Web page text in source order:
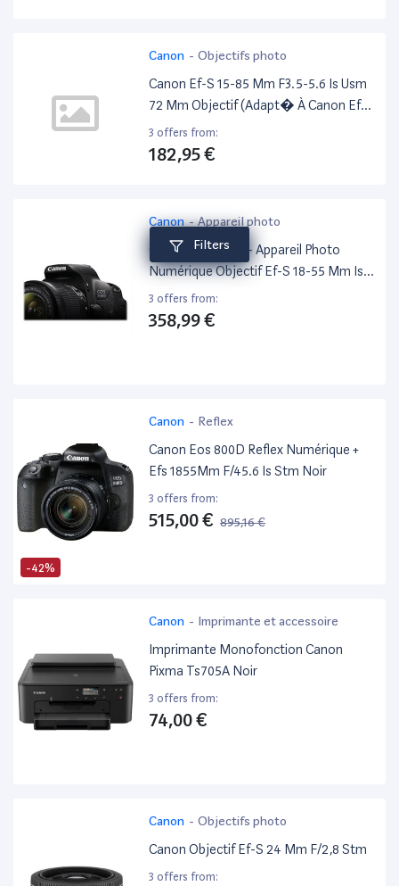
Filters
Canon - Objectifs photo
Canon Ef-S 15-85 Mm F3.5-5.6 Is Usm
72 Mm Objectif (Adapt� À Canon Ef-
S) Noir
3 offers from:
182,95 €
Canon- Appareil photo
Canon Eos 700D - Appareil Photo
Numérique Objectif Ef-S 18-55 Mm Is
Stm
3 offers from:
358,99 €
-42%
Canon - Reflex
Canon Eos 800D Reflex Numérique +
Efs 1855Mm F/45.6 Is Stm Noir
3 offers from:
515,00 € 895,16 €
Canon - Imprimante et accessoire
Imprimante Monofonction Canon
Pixma Ts705A Noir
3 offers from:
74,00 €
Canon - Objectifs photo
Canon Objectif Ef-S 24 Mm F/2,8 Stm
3 offers from: